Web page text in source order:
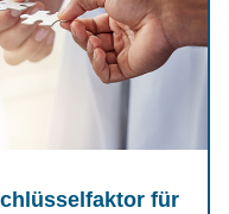
für